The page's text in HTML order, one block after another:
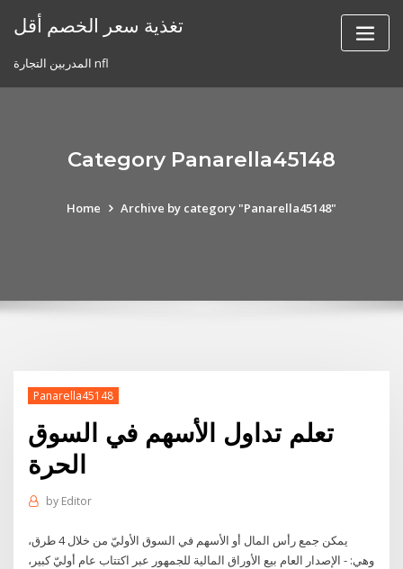
تغذية سعر الخصم أقل
المدربين التجارة nfl
Category Panarella45148
Home Archive by category "Panarella45148"
Panarella45148
تعلم تداول الأسهم في السوق
الحرة
by Editor
يمكن جمع رأس المال أو الأسهم في السوق الأوليّ من خلال 4 طرق،
وهي: - الإصدار العام بيع الأوراق المالية للجمهور عبر اكتتاب عام أوليّ كبير،